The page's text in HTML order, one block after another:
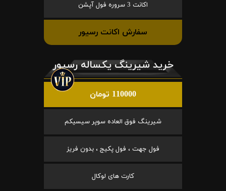
اکانت 3 سروره فول آپشن
سفارش اکانت رسیور
خرید شیرینگ یکساله رسیور
110000 تومان
شیرینگ فوق العاده سوپر سیسیکم
فول جهت ، فول پکیج ، بدون فریز
کارت های لوکال